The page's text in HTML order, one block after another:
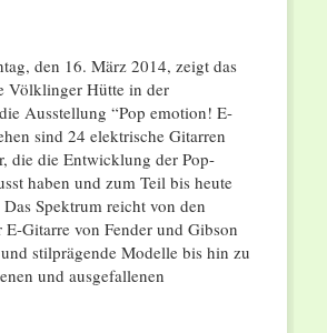
den 16. März 2014, zeigt das
Völklinger Hütte in der
Ausstellung “Pop emotion! E-
sind 24 elektrische Gitarren
die die Entwicklung der Pop-
haben und zum Teil bis heute
Spektrum reicht von den
Gitarre von Fender und Gibson
stilprägende Modelle bis hin zu
und ausgefallenen